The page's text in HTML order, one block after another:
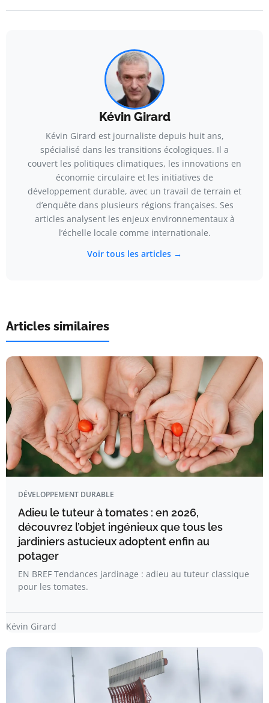
Kévin Girard
Kévin Girard est journaliste depuis huit ans,
spécialisé dans les transitions écologiques. Il a
couvert les politiques climatiques, les innovations en
économie circulaire et les initiatives de
développement durable, avec un travail de terrain et
d’enquête dans plusieurs régions françaises. Ses
articles analysent les enjeux environnementaux à
l’échelle locale comme internationale.
Voir tous les articles →
Articles similaires
DÉVELOPPEMENT DURABLE
Adieu le tuteur à tomates : en 2026,
découvrez l’objet ingénieux que tous les
jardiniers astucieux adoptent enfin au
potager
EN BREF Tendances jardinage : adieu au tuteur classique
pour les tomates.
Kévin Girard